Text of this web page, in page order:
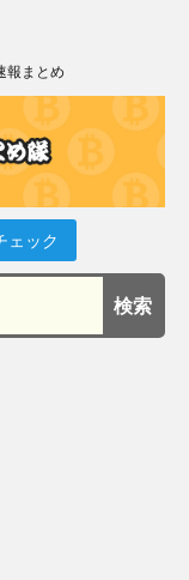
報まとめ
ェック